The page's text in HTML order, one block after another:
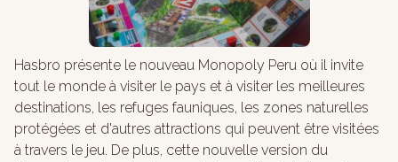
Hasbro présente le nouveau Monopoly Peru où il invite
tout le monde à visiter le pays et à visiter les meilleures
destinations, les refuges fauniques, les zones naturelles
protégées et d'autres attractions qui peuvent être visitées
à travers le jeu. De plus, cette nouvelle version du